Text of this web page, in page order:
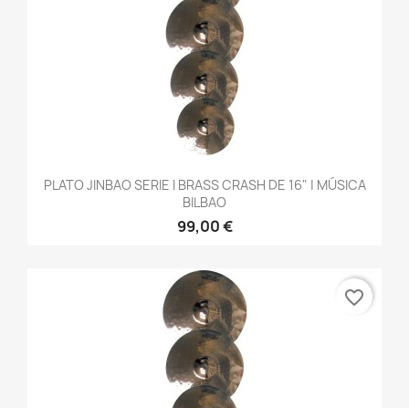
PLATO JINBAO SERIE I BRASS CRASH DE 16" | MÚSICA
BILBAO
99,00 €
favorite_border